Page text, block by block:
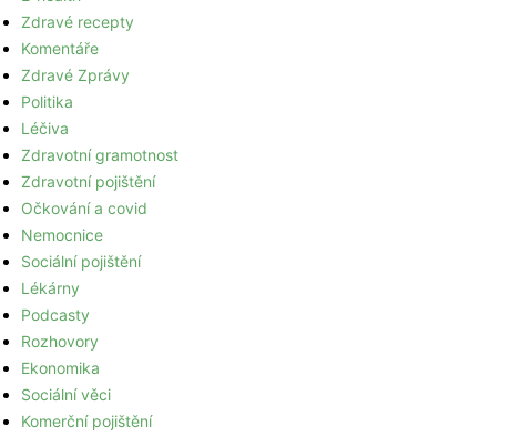
Zdravé recepty
Komentáře
Zdravé Zprávy
Politika
Léčiva
Zdravotní gramotnost
Zdravotní pojištění
Očkování a covid
Nemocnice
Sociální pojištění
Lékárny
Podcasty
Rozhovory
Ekonomika
Sociální věci
Komerční pojištění